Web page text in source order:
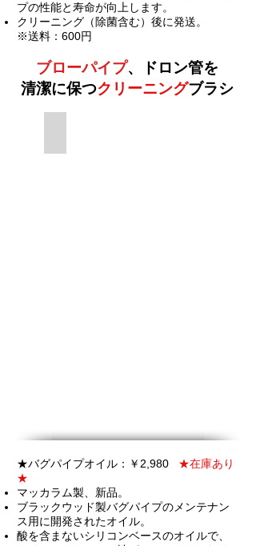
プの性能と寿命が向上します。
クリーニング（除菌含む）後に発送。
※送料：600円
ブローパイプ、ドロン管を
​清潔に保つクリーニングブラシ
★バグパイプオイル：￥2,980 ★在庫あり
★
マッカラム製、 新品。
ブラックウッド製バグパイプのメンテナン
ス用に開発されたオイル。
酸を含まないシリコンベースのオイルで、